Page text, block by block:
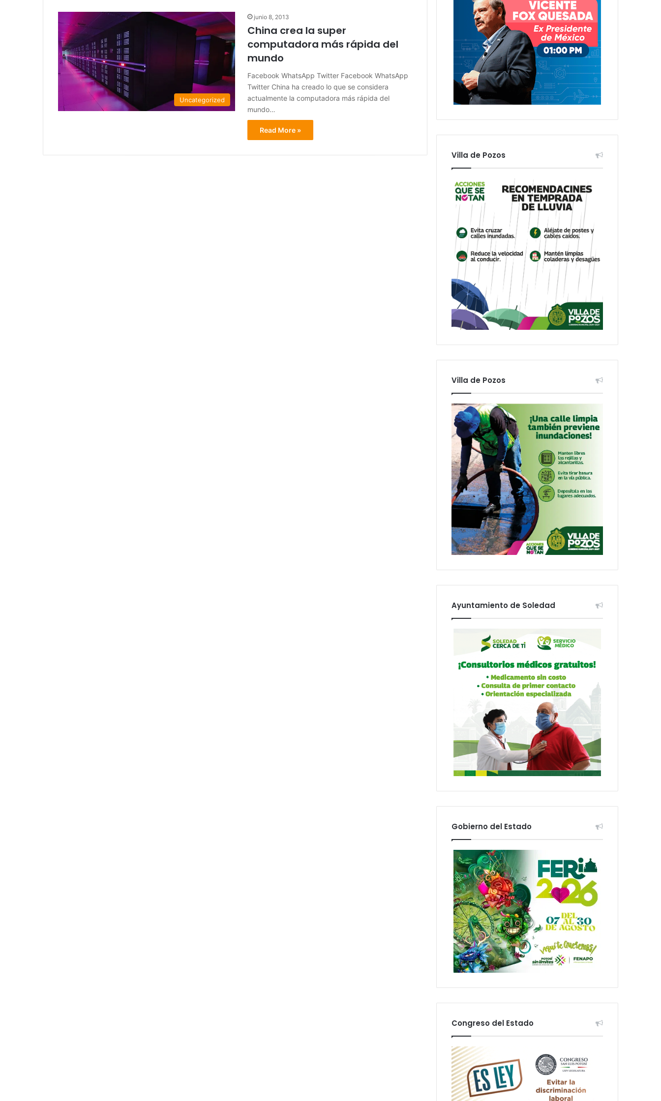
Uncategorized
junio 8, 2013
China crea la super
computadora más rápida del
mundo
Facebook WhatsApp Twitter Facebook WhatsApp
Twitter China ha creado lo que se considera
actualmente la computadora más rápida del
mundo…
Read More »
Villa de Pozos
Villa de Pozos
Ayuntamiento de Soledad
Gobierno del Estado
Congreso del Estado